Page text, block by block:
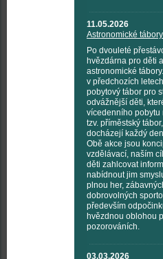
11.05.2026
Astronomické
Po dvouleté
hvězdárna pro děti
astronomické
v předchozích
pobytový tábor pro
odvážnější děti,
vícedenního pobytu
tzv. příměstský
docházejí každý
Obě akce jsou
vzdělávací, naším
děti zahlcovat
nabídnout jim
plnou her,
dobrovolných
především
hvězdnou oblohou
pozorováních.
03.03.2026